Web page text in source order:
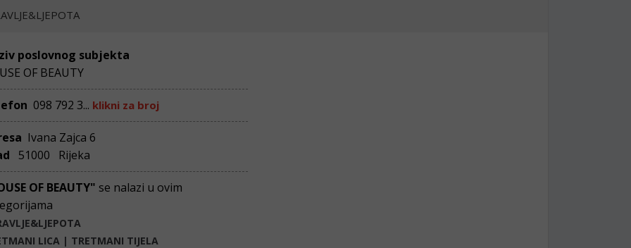
poslovnog subjekta
OF BEAUTY
098 792 3... klikni za broj
Ivana Zajca 6
51000 Rijeka
OF BEAUTY" se nalazi u ovim
LICA | TRETMANI TIJELA